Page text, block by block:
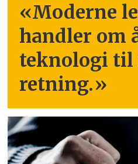
«Moderne
handler om
teknologi til
retning.»